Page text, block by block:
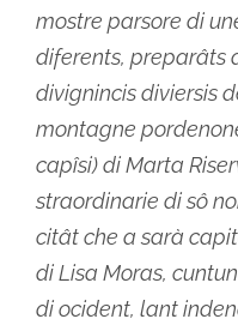
mostre parsore di
diferents, preparâts
divignincis diviersis
montagne
capîsi) di Marta
straordinarie di sô
citât che a sarà
di Lisa Moras,
di ocident, lant